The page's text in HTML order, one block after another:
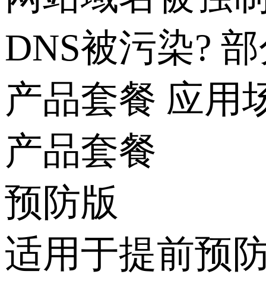
DNS被污染?
产品套餐 应用
产品套餐
预防版
适用于提前预